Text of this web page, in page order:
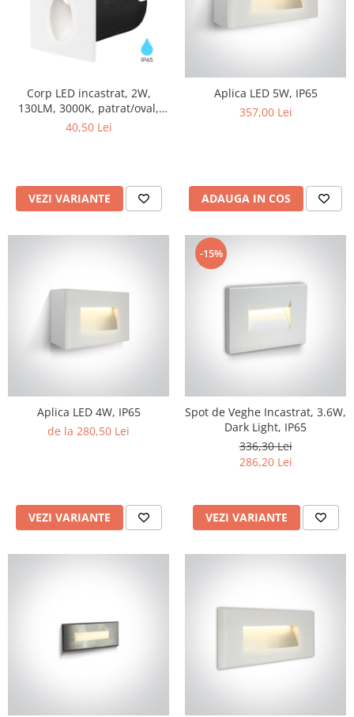
Tablouri Organizare
Cutii Sigurante
Sigurante Automate
Gama Legrand
Gama Noark
Accesorii Tablou-Sigurante
Trasee Cabluri / Accesorii
Jgheaburi Metalice Perforate
Doze Electrice
Intrerupatoare Touch / Standard
German
Prize Schuko - TV / Date / Media
Prize + Intrerupatoare
Gama Palmyie Viko
Aparataj Clasic
Corp LED incastrat, 2W,
130LM, 3000K, patrat/oval,
IP65, Vectra
40,50 Lei
VEZI VARIANTE
Aplica LED 5W, IP65
357,00 Lei
ADAUGA IN COS
Aplica LED 4W, IP65
de la 280,50 Lei
VEZI VARIANTE
-15%
Spot de Veghe Incastrat, 3.6W,
Dark Light, IP65
336,30 Lei
286,20 Lei
VEZI VARIANTE